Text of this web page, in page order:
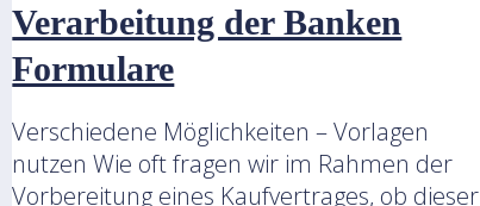
Verarbeitung der Banken
Formulare
Verschiedene Möglichkeiten – Vorlagen
nutzen Wie oft fragen wir im Rahmen der
Vorbereitung eines Kaufvertrages, ob dieser